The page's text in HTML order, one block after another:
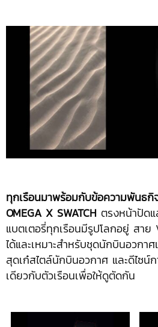
ทุกเรือนมาพร้อมกับข้อความพันธกิ
OMEGA X SWATCH ตรงหน้าปัด
แบตเตอรี่ทุกเรือนมีรูปโลกอยู่ สาย
ได้และเหมาะสำหรับชุดนักบินอวกา
สุดเก๋สไตล์นักบินอวกาศ และดีไซน์ก
เดียวกับตัวเรือนเพื่อให้ดูตัดกัน